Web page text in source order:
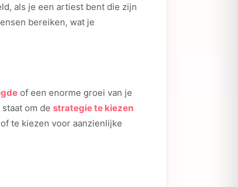
als je een artiest bent die zijn
bereiken, wat je
of een enorme groei van je
om de strategie te kiezen
te kiezen voor aanzienlijke